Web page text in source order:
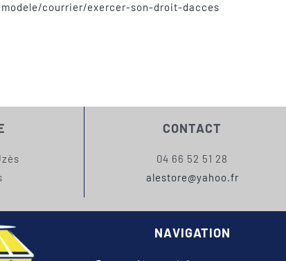
courrier/exercer-son-droit-dacces
CONTACT
04 66 52 51 28
alestore@yahoo.fr
NAVIGATION